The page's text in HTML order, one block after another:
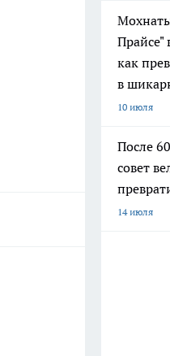
Прайсе"
как
в
10 июля
После
совет
14 июля
Гигант